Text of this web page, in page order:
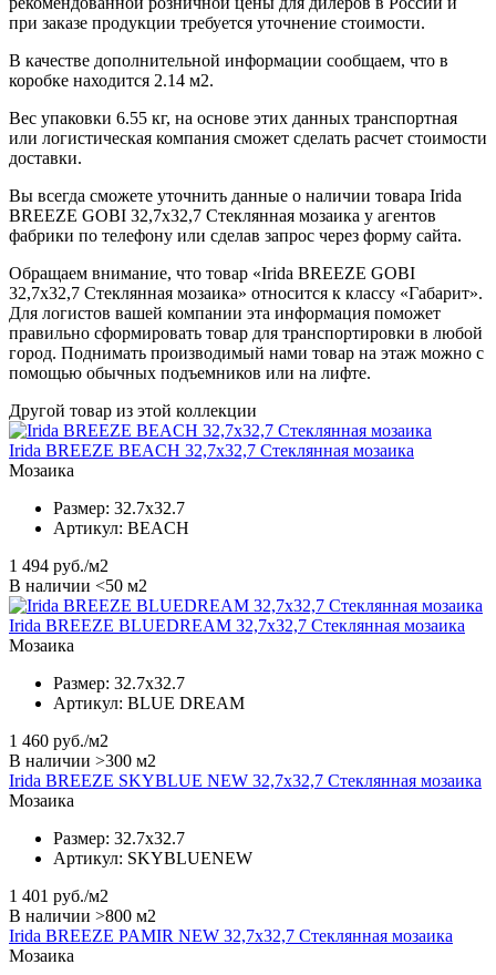
при заказе продукции требуется уточнение стоимости.
В качестве дополнительной информации сообщаем, что в
коробке находится 2.14 м2.
Вес упаковки 6.55 кг, на основе этих данных транспортная
или логистическая компания сможет сделать расчет стоимости
доставки.
Вы всегда сможете уточнить данные о наличии товара Irida
BREEZE GOBI 32,7x32,7 Стеклянная мозаика у агентов
фабрики по телефону или сделав запрос через форму сайта.
Обращаем внимание, что товар «Irida BREEZE GOBI
32,7x32,7 Стеклянная мозаика» относится к классу «Габарит».
Для логистов вашей компании эта информация поможет
правильно сформировать товар для транспортировки в любой
город. Поднимать производимый нами товар на этаж можно с
помощью обычных подъемников или на лифте.
Другой товар из этой коллекции
Irida BREEZE BEACH 32,7x32,7 Стеклянная мозаика
Мозаика
Размер: 32.7x32.7
Артикул: BEACH
1 494 руб./м2
В наличии <50 м2
Irida BREEZE BLUEDREAM 32,7x32,7 Стеклянная мозаика
Мозаика
Размер: 32.7x32.7
Артикул: BLUE DREAM
1 460 руб./м2
В наличии >300 м2
Irida BREEZE SKYBLUE NEW 32,7x32,7 Стеклянная мозаика
Мозаика
Размер: 32.7x32.7
Артикул: SKYBLUENEW
1 401 руб./м2
В наличии >800 м2
Irida BREEZE PAMIR NEW 32,7x32,7 Стеклянная мозаика
Мозаика